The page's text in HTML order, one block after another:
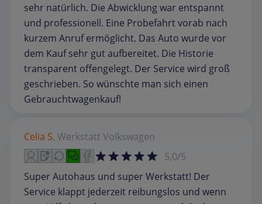
sehr natürlich. Die Abwicklung war entspannt
und professionell. Eine Probefahrt vorab nach
kurzem Anruf ermöglicht. Das Auto wurde vor
dem Kauf sehr gut aufbereitet. Die Historie
transparent offengelegt. Der Service wird groß
geschrieben. So wünschte man sich einen
Gebrauchtwagenkauf!
Celia S. Werkstatt Volkswagen
5,0/5
Super Autohaus und super Werkstatt! Der
Service klappt jederzeit reibungslos und wenn